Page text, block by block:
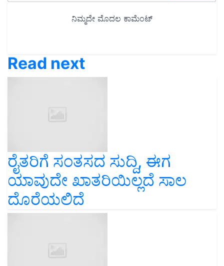
Read next
ರೈತರಿಗೆ ಸಂತಸದ ಸುದ್ದಿ, ಈಗ
ಯಾವುದೇ ಖಾತರಿಯಿಲ್ಲದೆ ಸಾಲ
ದೊರೆಯಲಿದೆ